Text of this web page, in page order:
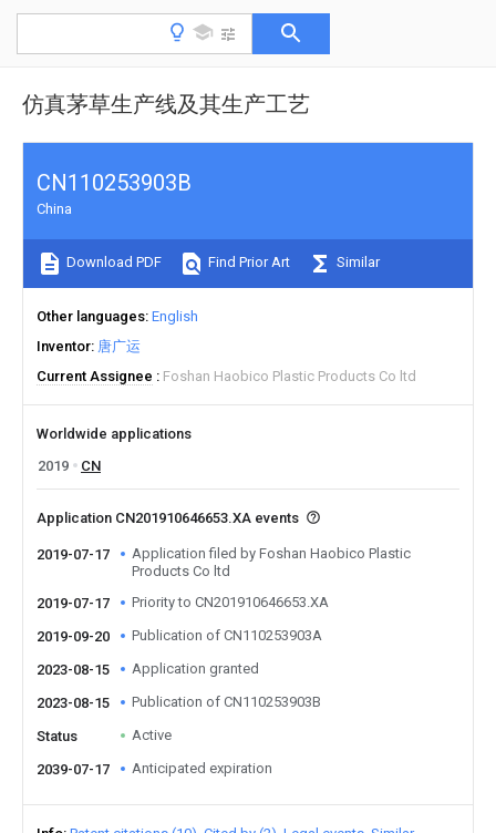
仿真茅草生产线及其生产工艺
CN110253903B
China
Download PDF Find Prior Art Similar
Other languages English
Inventor 唐广运
Current Assignee
Foshan Haobico Plastic Products Co ltd
Worldwide applications
2019
CN
Application CN201910646653.XA events
2019-07-17
Application filed by Foshan Haobico Plastic
Products Co ltd
2019-07-17
Priority to CN201910646653.XA
2019-09-20 Publication of CN110253903A
2023-08-15 Application granted
2023-08-15 Publication of CN110253903B
Status Active
2039-07-17 Anticipated expiration